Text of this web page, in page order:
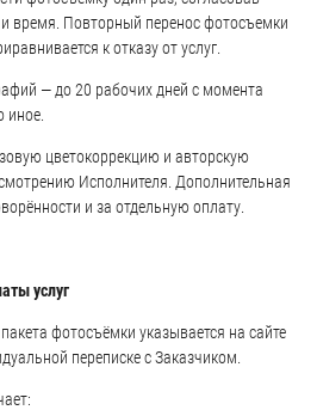
время. Повторный перенос фотосъемки
к отказу от услуг.
— до 20 рабочих дней с момента
иное.
цветокоррекцию и авторскую
Исполнителя. Дополнительная
и за отдельную оплату.
услуг
фотосъёмки указывается на сайте
переписке с Заказчиком.